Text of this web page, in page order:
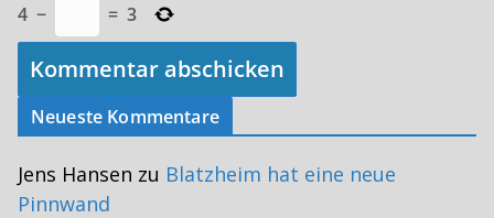
4 − = 3
Neueste Kommentare
Jens Hansen zu Blatzheim hat eine neue
Pinnwand